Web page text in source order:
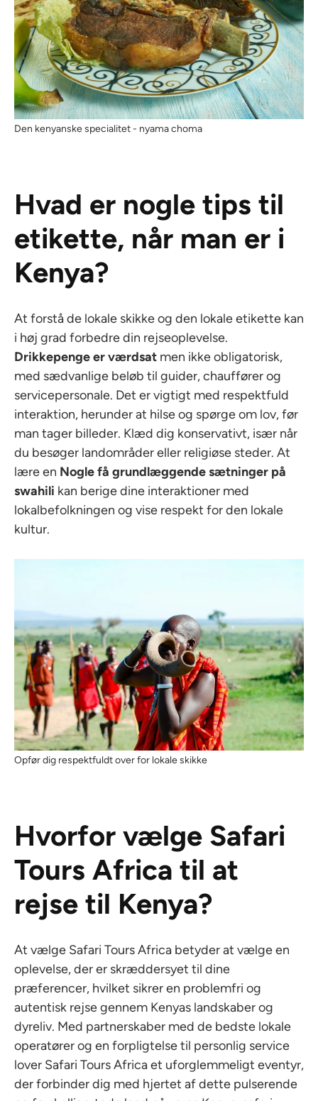
Den kenyanske specialitet - nyama choma
Hvad er nogle tips til
etikette, når man er i
Kenya?
At forstå de lokale skikke og den lokale etikette kan
i høj grad forbedre din rejseoplevelse.
Drikkepenge er værdsat men ikke obligatorisk,
med sædvanlige beløb til guider, chauffører og
servicepersonale. Det er vigtigt med respektfuld
interaktion, herunder at hilse og spørge om lov, før
man tager billeder. Klæd dig konservativt, især når
du besøger landområder eller religiøse steder. At
lære en Nogle få grundlæggende sætninger på
swahili kan berige dine interaktioner med
lokalbefolkningen og vise respekt for den lokale
kultur.
Opfør dig respektfuldt over for lokale skikke
Hvorfor vælge Safari
Tours Africa til at
rejse til Kenya?
At vælge Safari Tours Africa betyder at vælge en
oplevelse, der er skræddersyet til dine
præferencer, hvilket sikrer en problemfri og
autentisk rejse gennem Kenyas landskaber og
dyreliv. Med partnerskaber med de bedste lokale
operatører og en forpligtelse til personlig service
lover Safari Tours Africa et uforglemmeligt eventyr,
der forbinder dig med hjertet af dette pulserende